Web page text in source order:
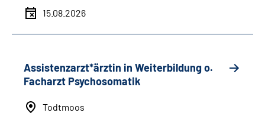
15.08.2026
Assistenzarzt*ärztin in Weiterbildung o.
Facharzt Psychosomatik
Todtmoos